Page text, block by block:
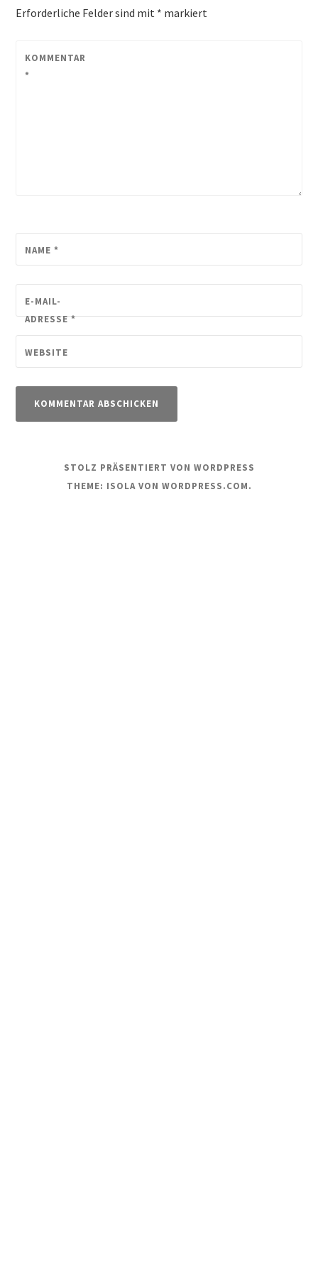
Erforderliche Felder sind mit * markiert
KOMMENTAR
*
NAME*
E-MAIL-
ADRESSE*
WEBSITE
STOLZ PRÄSENTIERT VON WORDPRESS
THEME: ISOLA VON WORDPRESS.COM.